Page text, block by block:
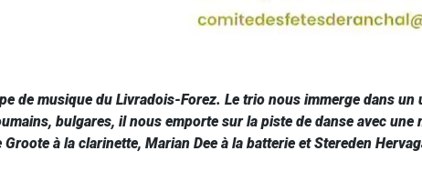
de musique du Livradois-Forez. Le trio nous immerge dans
bulgares, il nous emporte sur la piste de danse avec
à la clarinette, Marian Dee à la batterie et Stereden